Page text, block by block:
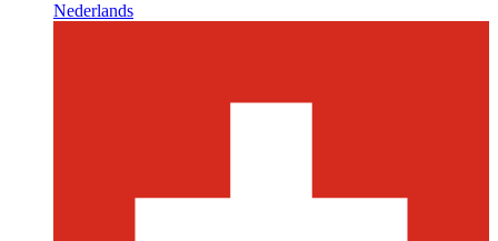
Nederlands